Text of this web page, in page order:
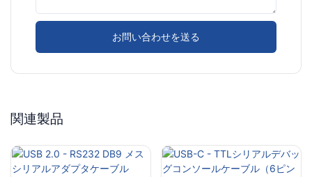
お問い合わせを送る
関連製品